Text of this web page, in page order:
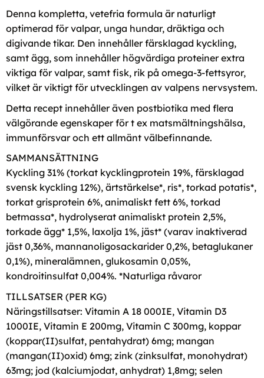
Denna kompletta, vetefria formula är naturligt
optimerad för valpar, unga hundar, dräktiga och
digivande tikar. Den innehåller färsklagad kyckling,
samt ägg, som innehåller högvärdiga proteiner extra
viktiga för valpar, samt fisk, rik på omega-3-fettsyror,
vilket är viktigt för utvecklingen av valpens nervsystem.
Detta recept innehåller även postbiotika med flera
välgörande egenskaper för t ex matsmältningshälsa,
immunförsvar och ett allmänt välbefinnande.
SAMMANSÄTTNING
Kyckling 31% (torkat kycklingprotein 19%, färsklagad
svensk kyckling 12%), ärtstärkelse*, ris*, torkad potatis*,
torkat grisprotein 6%, animaliskt fett 6%, torkad
betmassa*, hydrolyserat animaliskt protein 2,5%,
torkade ägg* 1,5%, laxolja 1%, jäst* (varav inaktiverad
jäst 0,36%, mannanoligosackarider 0,2%, betaglukaner
0,1%), mineralämnen, glukosamin 0,05%,
kondroitinsulfat 0,004%. *Naturliga råvaror
TILLSATSER (PER KG)
Näringstillsatser: Vitamin A 18 000IE, Vitamin D3
1000IE, Vitamin E 200mg, Vitamin C 300mg, koppar
(koppar(II)sulfat, pentahydrat) 6mg; mangan
(mangan(II)oxid) 6mg; zink (zinksulfat, monohydrat)
63mg; jod (kalciumjodat, anhydrat) 1,8mg; selen